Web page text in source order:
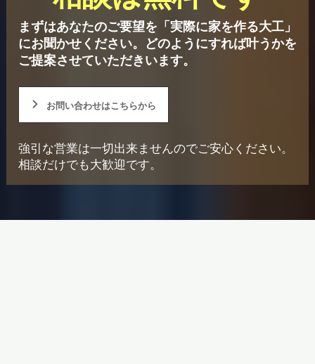
まずはあなたのご要望を「実際に家を作る大工」
にお聞かせください。
どのようにすれば叶うかを
ご提案させていただきいます。
お問い合わせはこちらから
強引な営業は一切出来ませんのでご安心ください。
相談だけでも大歓迎です。